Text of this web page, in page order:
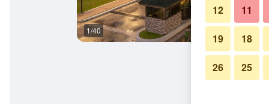
1/40
11
12
18
19
25
26